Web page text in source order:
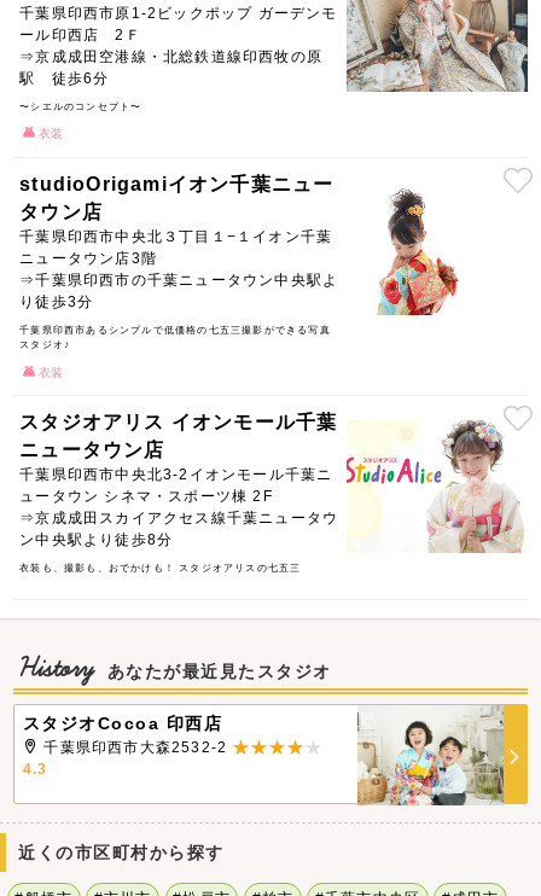
千葉県印西市原1-2ビックポップ ガーデンモ
ール印西店 2Ｆ
⇒京成成田空港線・北総鉄道線印西牧の原
駅 徒歩6分
〜シエルのコンセプト〜
衣装
studioOrigamiイオン千葉ニュー
タウン店
千葉県印西市中央北３丁目１−１イオン千葉
ニュータウン店3階
⇒千葉県印西市の千葉ニュータウン中央駅よ
り徒歩3分
千葉県印西市あるシンプルで低価格の七五三撮影ができる写真
スタジオ♪
衣装
スタジオアリス イオンモール千葉
ニュータウン店
千葉県印西市中央北3-2イオンモール千葉ニ
ュータウン シネマ・スポーツ棟 2F
⇒京成成田スカイアクセス線千葉ニュータウ
ン中央駅より徒歩8分
衣装も、撮影も、おでかけも！ スタジオアリスの七五三
History あなたが最近見たスタジオ
スタジオCocoa 印西店
千葉県印西市大森2532-2
4.3
近くの市区町村から探す